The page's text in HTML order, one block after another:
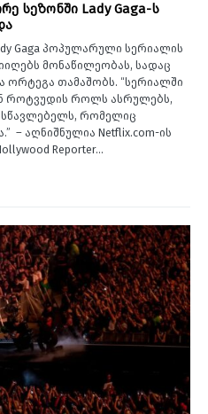
სეზონში Lady Gaga-ს
Gaga პოპულარული სერიალის
მონაწილეობას, სადაც
ორტეგა თამაშობს. “სერიალში
როტვუდის როლს ასრულებს,
რომელიც
– აღნიშნულია Netflix.com-ის
Reporter…